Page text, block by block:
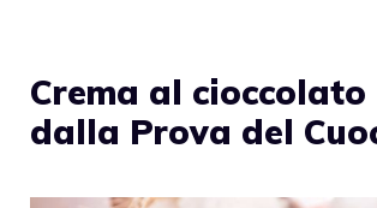
Crema al cioccolato
dalla Prova del